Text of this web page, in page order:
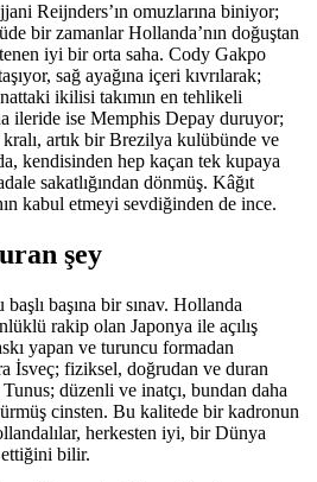
Reijnders’ın omuzlarına biniyor;
bir zamanlar Hollanda’nın doğuştan
iyi bir orta saha. Cody Gakpo
sağ ayağına içeri kıvrılarak;
ikilisi takımın en tehlikeli
ileride ise Memphis Depay duruyor;
artık bir Brezilya kulübünde ve
kendisinden hep kaçan tek kupaya
sakatlığından dönmüş. Kâğıt
kabul etmeyi sevdiğinden de ince.
şey
başına bir sınav. Hollanda
rakip olan Japonya ile açılış
yapan ve turuncu formadan
İsveç; fiziksel, doğrudan ve duran
düzenli ve inatçı, bundan daha
cinsten. Bu kalitede bir kadronun
herkesten iyi, bir Dünya
ettiğini bilir.